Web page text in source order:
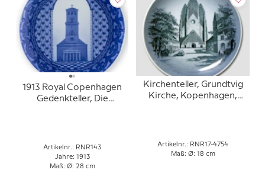
1913 Royal Copenhagen
Gedenkteller, Die
Artikelnr.: RNR143
Jahre: 1913
Maß: Ø: 28 cm
Kirchenteller, Grundtvig
Kirche, Kopenhagen,
Artikelnr.: RNR17-4754
Maß: Ø: 18 cm